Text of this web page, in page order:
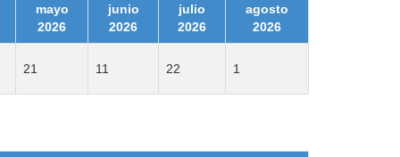
mayo
2026
junio
2026
julio
2026
agosto
2026
21 11 22 1